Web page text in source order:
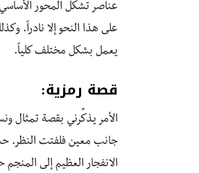
عناصر تشكل المحور
على هذا النحو إلا نادراً.
يعمل بشكل مختلف كلياً.
قصة رمزية:
جانب معين فلفتت النظر.
الانفجار العظيم إلى